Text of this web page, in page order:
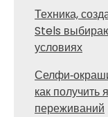
Техника,
Stels
условиях
как получить
переживаний